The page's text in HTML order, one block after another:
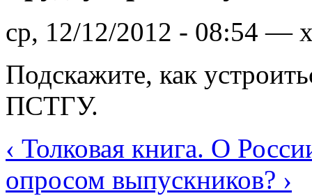
ср, 12/12/2012 - 08:54 —
Подскажите, как
ПСТГУ.
‹ Толковая книга. О
опросом выпускников? ›